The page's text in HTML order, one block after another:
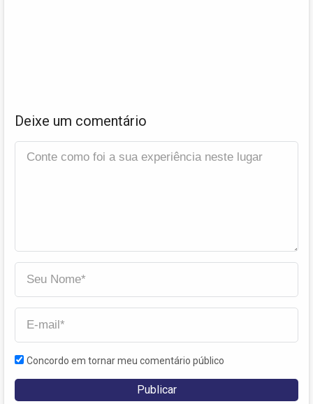
Deixe um comentário
Concordo em tornar meu comentário público